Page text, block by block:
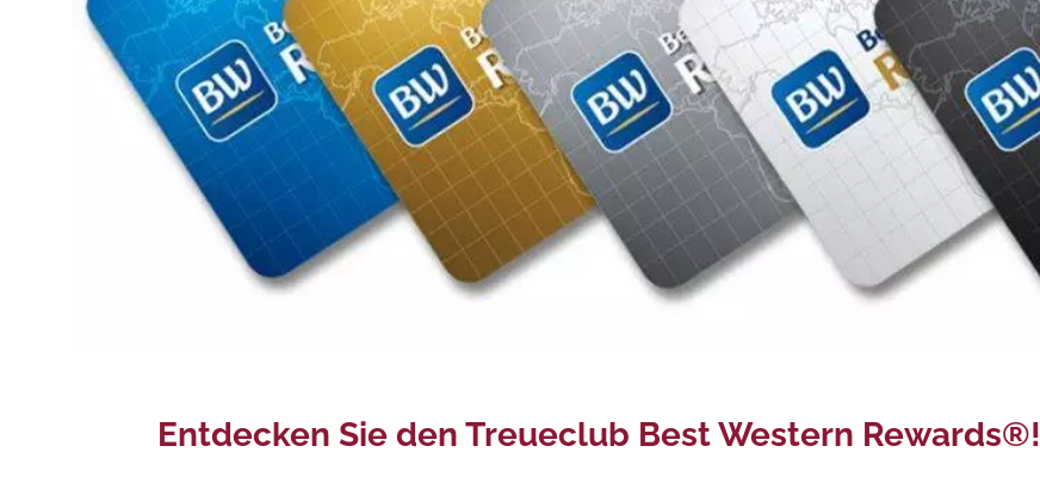
Entdecken Sie den Treueclub Best Western Rewards®!